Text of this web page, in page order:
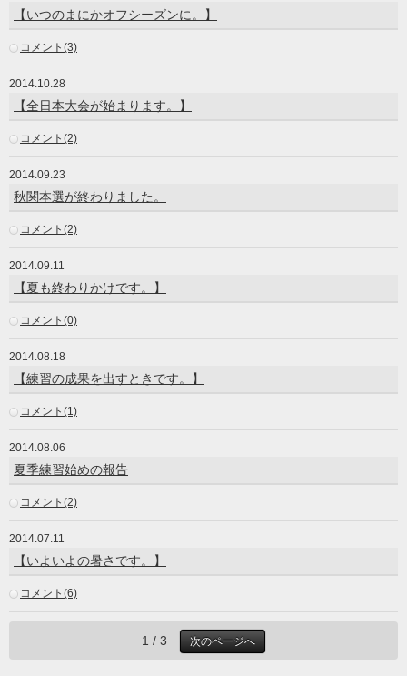
【いつのまにかオフシーズンに。】
コメント(3)
2014.10.28
【全日本大会が始まります。】
コメント(2)
2014.09.23
秋関本選が終わりました。
コメント(2)
2014.09.11
【夏も終わりかけです。】
コメント(0)
2014.08.18
【練習の成果を出すときです。】
コメント(1)
2014.08.06
夏季練習始めの報告
コメント(2)
2014.07.11
【いよいよの暑さです。】
コメント(6)
1 / 3 次のページへ